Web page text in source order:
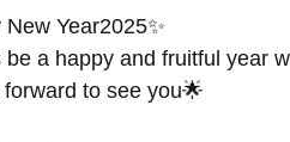
New Year2025✨
be a happy and fruitful year
to see you🌟